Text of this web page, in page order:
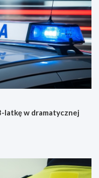
latkę w dramatycznej